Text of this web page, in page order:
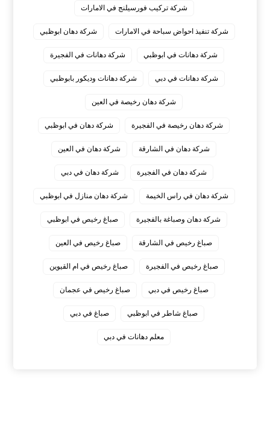
شركة تركيب فورسيلنج في الامارات
شركة تنفيذ احواض سباحة في الامارات شركة دهان ابوظبي
شركة دهانات في ابوظبي شركة دهانات في الفجيرة
شركة دهانات في دبي شركة دهانات وديكور بابوظبي
شركة دهان رخيصة في العين
شركة دهان رخيصة في الفجيرة شركة دهان في ابوظبي
شركة دهان في الشارقة شركة دهان في العين
شركة دهان في الفجيرة شركة دهان في دبي
شركة دهان في راس الخيمة شركة دهان منازل في ابوظبي
شركة دهان وصباغة بالفجيرة صباغ رخيص في ابوظبي
صباغ رخيص في الشارقة صباغ رخيص في العين
صباغ رخيص في الفجيرة صباغ رخيص في ام القيوين
صباغ رخيص في دبي صباغ رخيص في عجمان
صباغ شاطر في ابوظبي صباغ في دبي
معلم دهانات في دبي